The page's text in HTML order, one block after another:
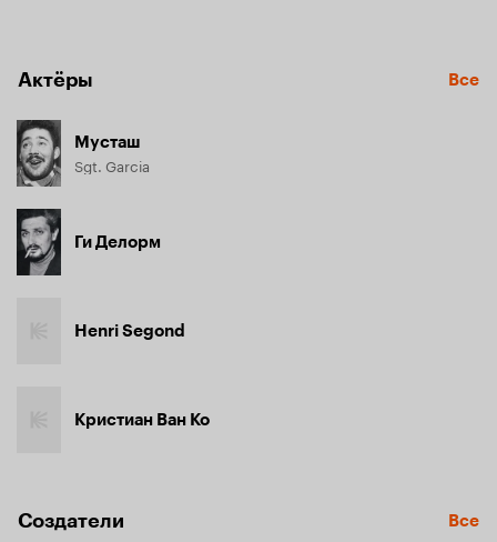
Актёры Все
Мусташ
Sgt. Garcia
Ги Делорм
Henri Segond
Кристиан Ван Ко
Создатели Все